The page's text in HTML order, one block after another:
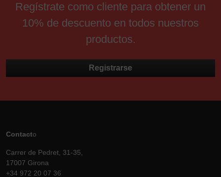
Regístrate como cliente para obtener un
10% de descuento en todos nuestros
productos.
Registrarse
Contacto
Carrer de Pedret, 31-35,
17007 Girona
+34 972 20 07 36